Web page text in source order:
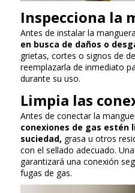
Inspecciona la
Antes de instalar la
en busca de daños o
grietas, cortes o signos de
reemplazarla de inmediato
durante su uso.
Limpia las
Antes de conectar la
conexiones de gas estén
suciedad, grasa u otros
con el sellado adecuado.
garantizará una conexión
fugas de gas.